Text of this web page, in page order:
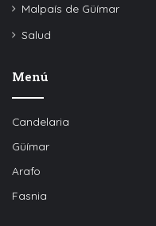
Malpaís de Güímar
Salud
Menú
Candelaria
Güímar
Arafo
Fasnia